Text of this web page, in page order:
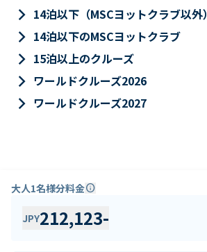
keyboard_arrow_right 14泊以下（MSCヨットクラブ以外）
keyboard_arrow_right 14泊以下のMSCヨットクラブ
keyboard_arrow_right 15泊以上のクルーズ
keyboard_arrow_right ワールドクルーズ2026
keyboard_arrow_right ワールドクルーズ2027
大人1名様分料金info
JPY212,123-